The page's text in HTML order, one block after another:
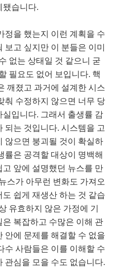
됐습니다.
정을 했는지 이런 계획을 수
보고 싶지만 이 분들은 이미
없는 상태일 것 같으니 굳
필요도 없어 보입니다. 핵
깨졌고 과거에 설계한 시스
춰 수정하지 않으면 너무 당
입니다. 그래서 출생률 감
되는 것입니다. 시스템을 고
않으면 붕괴될 것이 확실하
률은 공격할 대상이 명백해
앞에 설명했던 뉴스를 만
스가 아무런 변화도 가져오
쉽게 재생산 하는 것 같습
유효하지 않은 가정에 기
복잡하고 수많은 이해 관
안에 문제를 해결할 수 없을
수 사람들은 이를 이해할 수
관심을 모을 수도 없습니다.